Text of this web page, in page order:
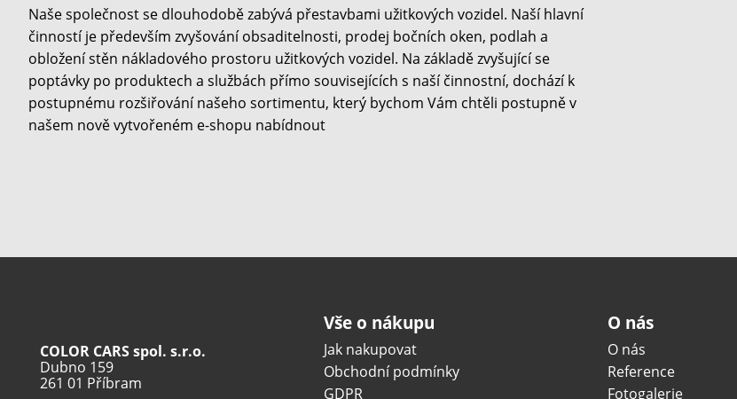
Naše společnost se dlouhodobě zabývá přestavbami užitkových vozidel. Naší hlavní
činností je především zvyšování obsaditelnosti, prodej bočních oken, podlah a
obložení stěn nákladového prostoru užitkových vozidel. Na základě zvyšující se
poptávky po produktech a službách přímo souvisejících s naší činnostní, dochází k
postupnému rozšiřování našeho sortimentu, který bychom Vám chtěli postupně v
našem nově vytvořeném e-shopu nabídnout
COLOR CARS spol. s.r.o.
Dubno 159
261 01 Příbram
Vše o nákupu
Jak nakupovat
Obchodní podmínky
GDPR
O nás
O nás
Reference
Fotogalerie